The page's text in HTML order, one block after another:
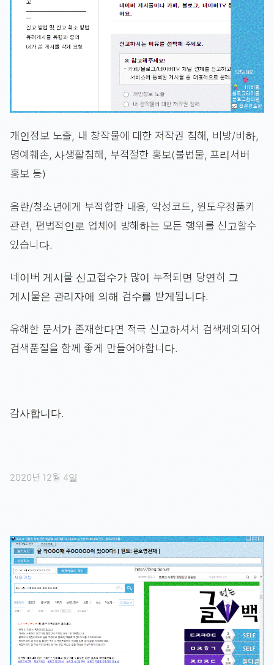
개인정보 노출, 내 창작물에 대한 저작권 침해, 비방/비하,
명예훼손, 사생활침해, 부적절한 홍보(불법물, 프리서버
홍보 등)
음란/청소년에게 부적합한 내용, 악성코드, 윈도우정품키
관련, 편법적인로 업체에 방해하는 모든 행위를 신고할수
있습니다.
네이버 게시물 신고접수가 많이 누적되면 당연히 그
게시물은 관리자에 의해 검수를 받게됩니다.
유해한 문서가 존재한다면 적극 신고하셔서 검색제외되어
검색품질을 함께 좋게 만들어야합니다.
감사합니다.
2020년 12월 4일